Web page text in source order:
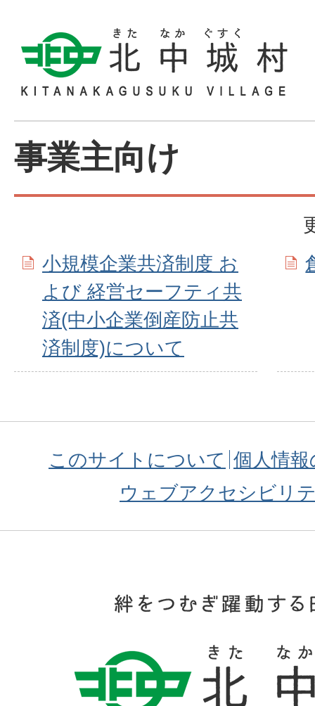
事業主向け
小規模企業共済制度 お
よび 経営セーフティ共
済(中小企業倒産防止共
済制度)について
このサイトについて 個人情
ウェブアクセシビリ